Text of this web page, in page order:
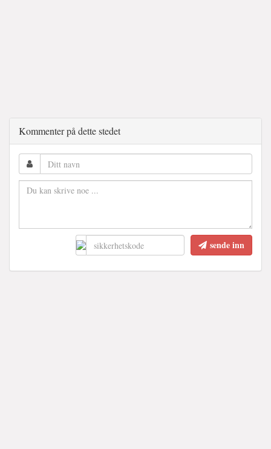
Kommenter på dette stedet
sende inn